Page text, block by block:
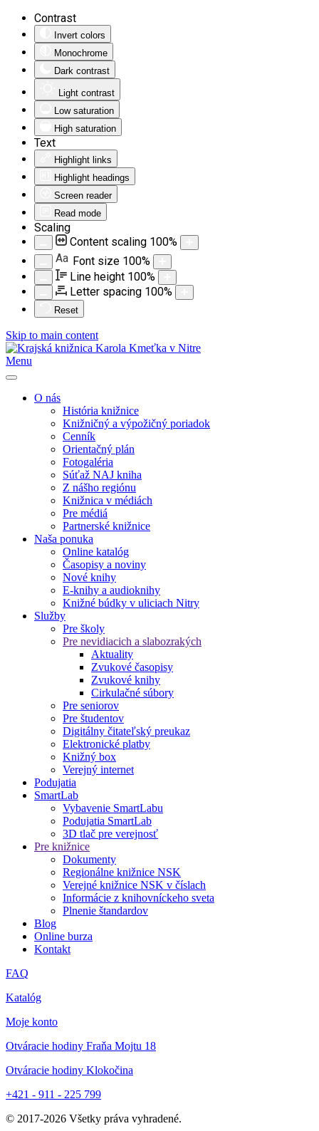
Contrast
Invert colors
Monochrome
Dark contrast
Light contrast
Low saturation
High saturation
Text
Highlight links
Highlight headings
Screen reader
Read mode
Scaling
Content scaling 100%
Aa Font size 100%
Line height 100%
Letter spacing 100%
Reset
Skip to main content
Menu
O nás
História knižnice
Knižničný a výpožičný poriadok
Cenník
Orientačný plán
Fotogaléria
Súťaž NAJ kniha
Z nášho regiónu
Knižnica v médiách
Pre médiá
Partnerské knižnice
Naša ponuka
Online katalóg
Časopisy a noviny
Nové knihy
E-knihy a audioknihy
Knižné búdky v uliciach Nitry
Služby
Pre školy
Pre nevidiacich a slabozrakých
Aktuality
Zvukové časopisy
Zvukové knihy
Cirkulačné súbory
Pre seniorov
Pre študentov
Digitálny čitateľský preukaz
Elektronické platby
Knižný box
Verejný internet
Podujatia
SmartLab
Vybavenie SmartLabu
Podujatia SmartLab
3D tlač pre verejnosť
Pre knižnice
Dokumenty
Regionálne knižnice NSK
Verejné knižnice NSK v číslach
Informácie z knihovníckeho sveta
Plnenie štandardov
Blog
Online burza
Kontakt
FAQ
Katalóg
Moje konto
Otváracie hodiny Fraňa Mojtu 18
Otváracie hodiny Klokočina
+421 - 911 - 225 799
© 2017-2026 Všetky práva vyhradené.